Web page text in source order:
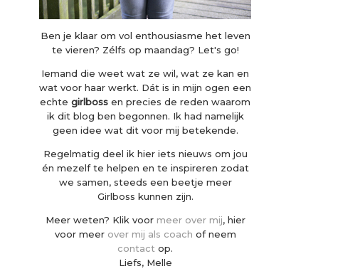
Ben je klaar om vol enthousiasme het leven
te vieren? Zélfs op maandag? Let's go!
Iemand die weet wat ze wil, wat ze kan en
wat voor haar werkt. Dát is in mijn ogen een
echte girlboss en precies de reden waarom
ik dit blog ben begonnen. Ik had namelijk
geen idee wat dit voor mij betekende.
Regelmatig deel ik hier iets nieuws om jou
én mezelf te helpen en te inspireren zodat
we samen, steeds een beetje meer
Girlboss kunnen zijn.
Meer weten? Klik voor meer over mij, hier
voor meer over mij als coach of neem
contact op.
Liefs, Melle